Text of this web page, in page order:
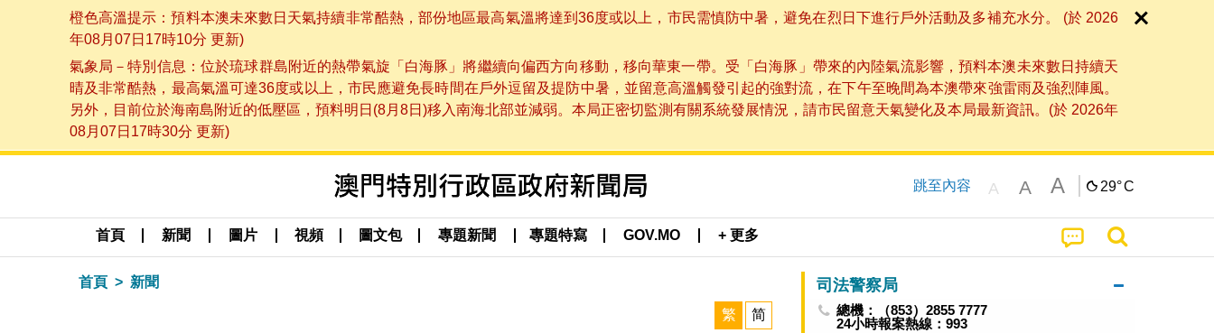
橙色高溫提示：預料本澳未來數日天氣持續非常酷熱，部份地區最高氣溫將達到36度或以上，市民需慎防中暑，避免在烈日下進行戶外活動及多補充水分。 (於 2026
年08月07日17時10分 更新)
氣象局－特別信息：位於琉球群島附近的熱帶氣旋「白海豚」將繼續向偏西方向移動，移向華東一帶。受「白海豚」帶來的內陸氣流影響，預料本澳未來數日持續天
晴及非常酷熱，最高氣溫可達36度或以上，市民應避免長時間在戶外逗留及提防中暑，並留意高溫觸發引起的強對流，在下午至晚間為本澳帶來強雷雨及強烈陣風。
另外，目前位於海南島附近的低壓區，預料明日(8月8日)移入南海北部並減弱。本局正密切監測有關系統發展情況，請市民留意天氣變化及本局最新資訊。(於 2026年
08月07日17時30分 更新)
跳至內容 A A A 29°C
首頁 新聞 圖片 視頻 圖文包 專題新聞 專題特寫 GOV.MO + 更多
首頁 新聞
繁 简
司法警察局
總機：（853）2855 7777
24小時報案熱線：993